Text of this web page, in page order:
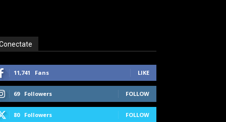
11,741 Fans LIKE
69 Followers FOLLOW
80 Followers FOLLOW